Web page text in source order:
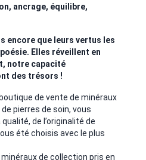
ancrage, équilibre,
encore que leurs vertus les
Elles réveillent en
notre capacité
des trésors !
de vente de minéraux
pierres de soin, vous
de l’originalité de
été choisis avec le plus
de collection pris en